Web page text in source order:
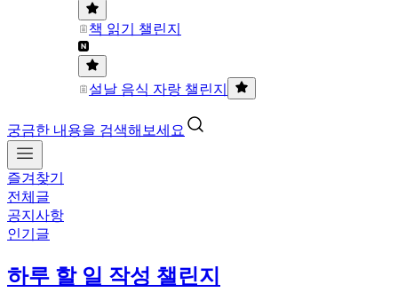
책 읽기 챌린지
설날 음식 자랑 챌린지
궁금한 내용을 검색해보세요
즐겨찾기
전체글
공지사항
인기글
하루 할 일 작성 챌린지